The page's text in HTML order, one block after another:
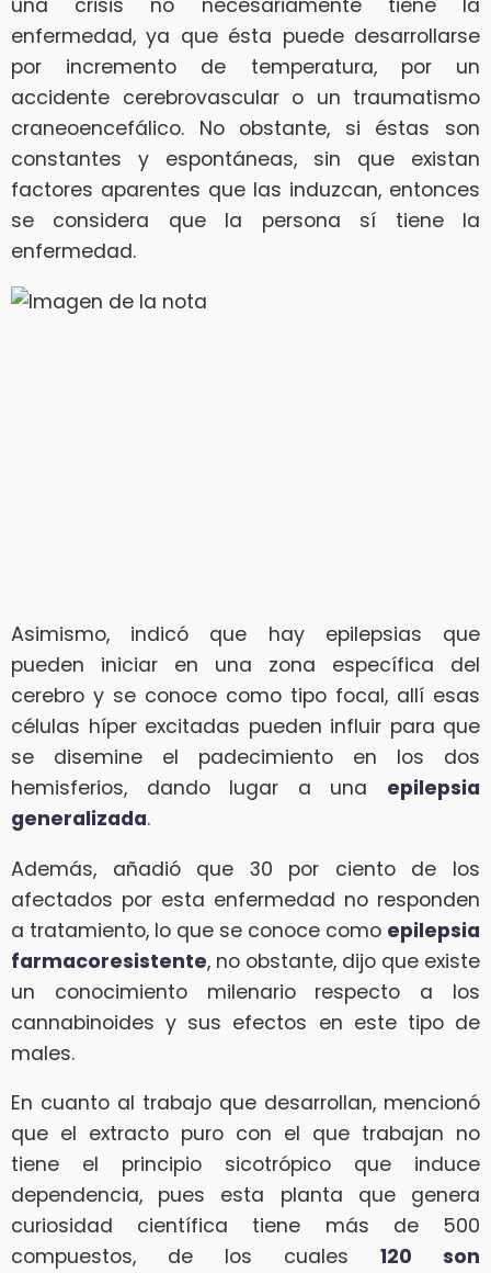
una crisis no necesariamente tiene la
enfermedad, ya que ésta puede desarrollarse
por incremento de temperatura, por un
accidente cerebrovascular o un traumatismo
craneoencefálico. No obstante, si éstas son
constantes y espontáneas, sin que existan
factores aparentes que las induzcan, entonces
se considera que la persona sí tiene la
enfermedad.
Asimismo, indicó que hay epilepsias que
pueden iniciar en una zona específica del
cerebro y se conoce como tipo focal, allí esas
células híper excitadas pueden influir para que
se disemine el padecimiento en los dos
hemisferios, dando lugar a una epilepsia
generalizada.
Además, añadió que 30 por ciento de los
afectados por esta enfermedad no responden
a tratamiento, lo que se conoce como epilepsia
farmacoresistente, no obstante, dijo que existe
un conocimiento milenario respecto a los
cannabinoides y sus efectos en este tipo de
males.
En cuanto al trabajo que desarrollan, mencionó
que el extracto puro con el que trabajan no
tiene el principio sicotrópico que induce
dependencia, pues esta planta que genera
curiosidad científica tiene más de 500
compuestos, de los cuales 120 son